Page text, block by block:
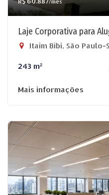
/mês
Laje Corporativa para
Itaim Bibi, São Paulo-
243 m²
Mais informações